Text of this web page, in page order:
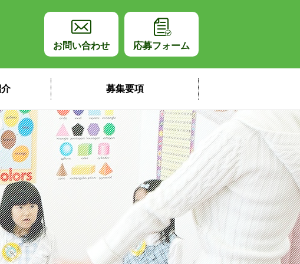
ブ 講師採用サイト
お問い合わせ 応募フォーム
募集要項